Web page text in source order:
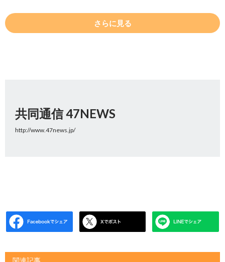
さらに見る
共同通信 47NEWS
http://www.47news.jp/